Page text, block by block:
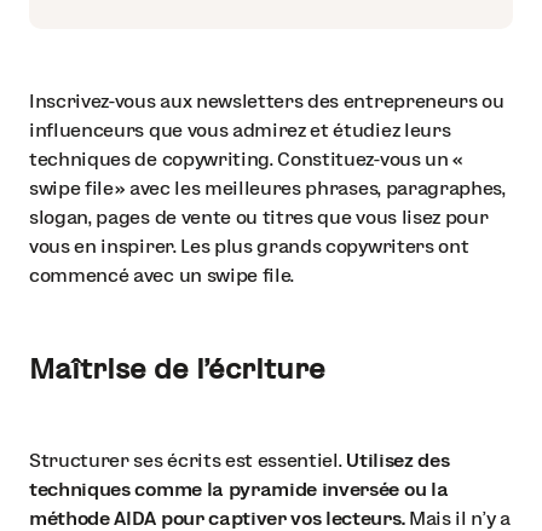
Inscrivez-vous aux newsletters des entrepreneurs ou
influenceurs que vous admirez et étudiez leurs
techniques de copywriting. Constituez-vous un «
swipe file » avec les meilleures phrases, paragraphes,
slogan, pages de vente ou titres que vous lisez pour
vous en inspirer. Les plus grands copywriters ont
commencé avec un swipe file.
Maîtrise de l’écriture
Structurer ses écrits est essentiel.Utilisez des
techniques comme la pyramide inversée ou la
méthode AIDA pour captiver vos lecteurs.Mais il n’y a